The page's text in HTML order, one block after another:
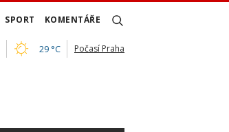
SPORT KOMENTÁŘE
29 °C Počasí Praha